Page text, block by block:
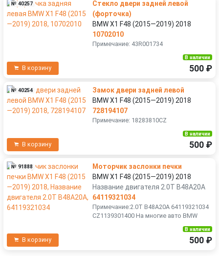
№ 40257
Стекло двери задней левой
(форточка)
BMW X1 F48 (2015—2019) 2018
10702010
Примечание: 43R001734
В корзину
В наличии
500 ₽
№ 40254
Замок двери задней левой
BMW X1 F48 (2015—2019) 2018
728194107
Примечание: 18283810CZ
В корзину
В наличии
500 ₽
№ 91888
Моторчик заслонки печки
BMW X1 F48 (2015—2019) 2018
Название двигателя 2.0T B48A20A
64119321034
Примечание:2.0T B48A20A 64119321034
CZ1139301400 На многие авто BMW
В корзину
В наличии
500 ₽